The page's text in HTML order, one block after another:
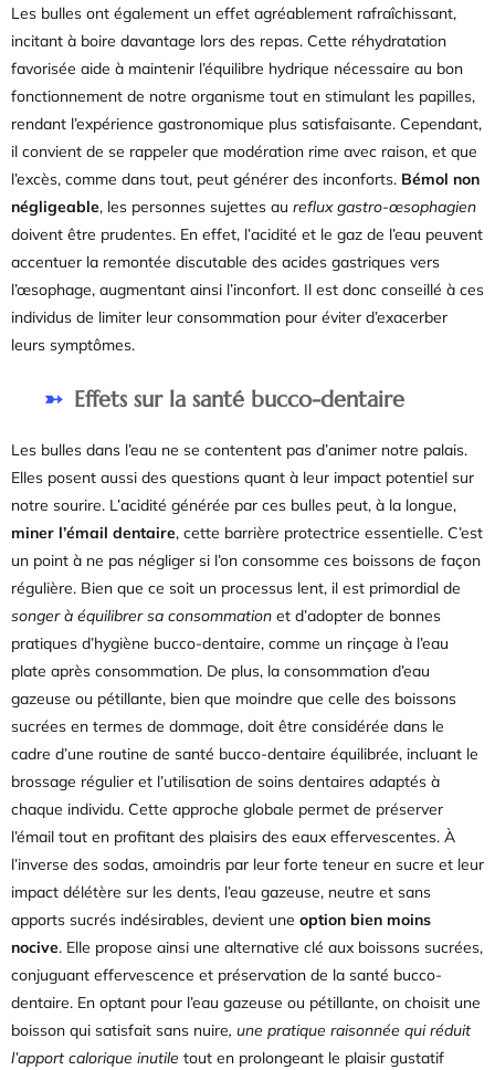
Les bulles ont également un effet agréablement rafraîchissant,
incitant à boire davantage lors des repas. Cette réhydratation
favorisée aide à maintenir l’équilibre hydrique nécessaire au bon
fonctionnement de notre organisme tout en stimulant les papilles,
rendant l’expérience gastronomique plus satisfaisante. Cependant,
il convient de se rappeler que modération rime avec raison, et que
l’excès, comme dans tout, peut générer des inconforts. Bémol non
négligeable, les personnes sujettes au reflux gastro-œsophagien
doivent être prudentes. En effet, l’acidité et le gaz de l’eau peuvent
accentuer la remontée discutable des acides gastriques vers
l’œsophage, augmentant ainsi l’inconfort. Il est donc conseillé à ces
individus de limiter leur consommation pour éviter d’exacerber
leurs symptômes.
Effets sur la santé bucco-dentaire
Les bulles dans l’eau ne se contentent pas d’animer notre palais.
Elles posent aussi des questions quant à leur impact potentiel sur
notre sourire. L’acidité générée par ces bulles peut, à la longue,
miner l’émail dentaire, cette barrière protectrice essentielle. C’est
un point à ne pas négliger si l’on consomme ces boissons de façon
régulière. Bien que ce soit un processus lent, il est primordial de
songer à équilibrer sa consommation et d’adopter de bonnes
pratiques d’hygiène bucco-dentaire, comme un rinçage à l’eau
plate après consommation. De plus, la consommation d’eau
gazeuse ou pétillante, bien que moindre que celle des boissons
sucrées en termes de dommage, doit être considérée dans le
cadre d’une routine de santé bucco-dentaire équilibrée, incluant le
brossage régulier et l’utilisation de soins dentaires adaptés à
chaque individu. Cette approche globale permet de préserver
l’émail tout en profitant des plaisirs des eaux effervescentes. À
l’inverse des sodas, amoindris par leur forte teneur en sucre et leur
impact délétère sur les dents, l’eau gazeuse, neutre et sans
apports sucrés indésirables, devient une option bien moins
nocive. Elle propose ainsi une alternative clé aux boissons sucrées,
conjuguant effervescence et préservation de la santé bucco-
dentaire. En optant pour l’eau gazeuse ou pétillante, on choisit une
boisson qui satisfait sans nuire, une pratique raisonnée qui réduit
l’apport calorique inutile tout en prolongeant le plaisir gustatif